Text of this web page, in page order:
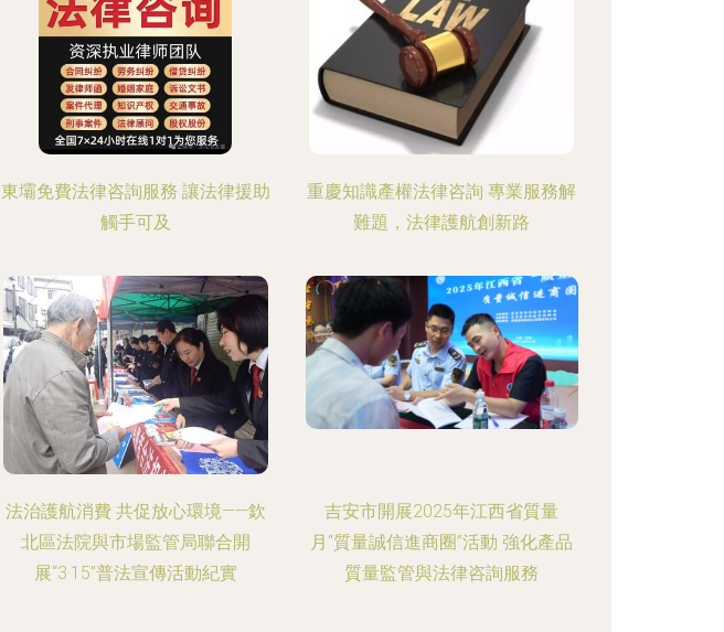
東壩免費法律咨詢服務 讓法律援助
觸手可及
重慶知識產權法律咨詢 專業服務解
難題，法律護航創新路
法治護航消費 共促放心環境——欽
北區法院與市場監管局聯合開
展“3·15”普法宣傳活動紀實
吉安市開展2025年江西省質量
月“質量誠信進商圈”活動 強化產品
質量監管與法律咨詢服務